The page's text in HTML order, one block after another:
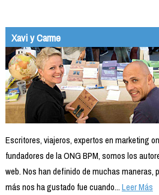
Xavi y Carme
Escritores, viajeros, expertos en marketing
fundadores de la ONG BPM, somos los
web. Nos han definido de muchas maneras,
más nos ha gustado fue cuando...Leer Más